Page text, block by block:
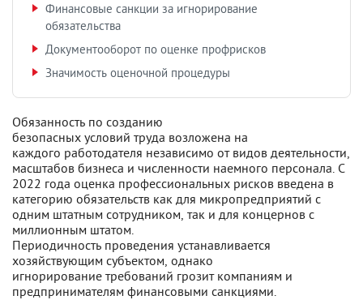
Финансовые санкции за игнорирование
обязательства
Документооборот по оценке профрисков
Значимость оценочной процедуры
Обязанность по созданию
безопасных условий труда возложена на
каждого работодателя независимо от видов деятельности,
масштабов бизнеса и численности наемного персонала. С
2022 года оценка профессиональных рисков введена в
категорию обязательств как для микропредприятий с
одним штатным сотрудником, так и для концернов с
миллионным штатом.
Периодичность проведения устанавливается
хозяйствующим субъектом, однако
игнорирование требований грозит компаниям и
предпринимателям финансовыми санкциями.